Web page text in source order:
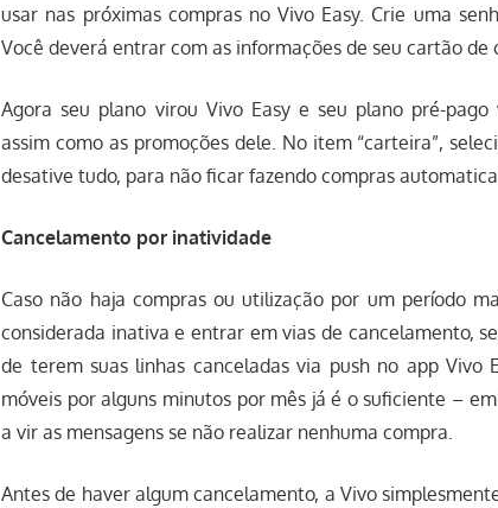
usar nas próximas compras no Vivo Easy. Crie uma
Você deverá entrar com as informações de seu cartão de
Agora seu plano virou Vivo Easy e seu plano pré-
assim como as promoções dele. No item “carteira”,
desative tudo, para não ficar fazendo compras
Cancelamento por inatividade
Caso não haja compras ou utilização por um período
considerada inativa e entrar em vias de cancelamento,
de terem suas linhas canceladas via push no app Vivo
móveis por alguns minutos por mês já é o suficiente –
a vir as mensagens se não realizar nenhuma compra.
Antes de haver algum cancelamento, a Vivo